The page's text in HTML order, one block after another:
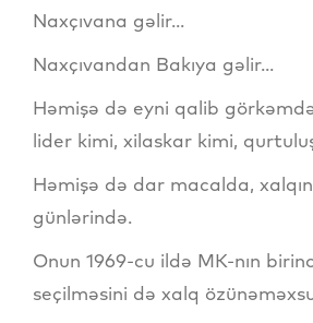
Naxçıvana gəlir...
Naxçıvandan Bakıya gəlir...
Həmişə də eyni qalib
lider kimi, xilaskar kimi,
Həmişə də dar macalda,
günlərində.
Onun 1969-cu ildə MK-nın
seçilməsini də xalq